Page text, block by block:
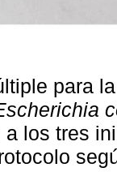
para
los tres